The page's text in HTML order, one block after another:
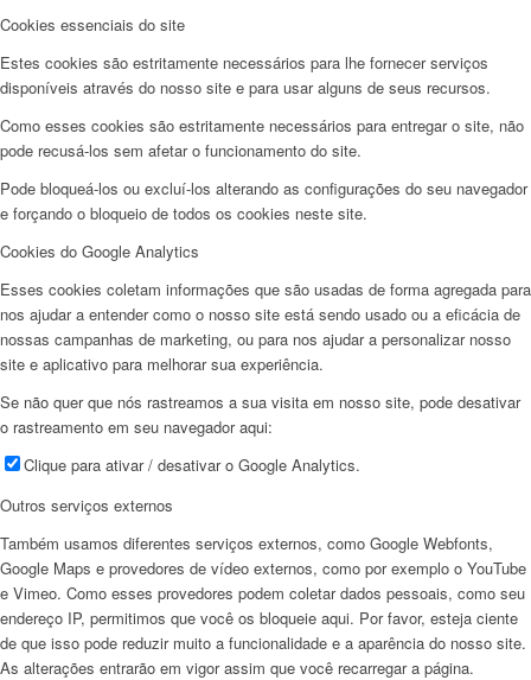
Cookies essenciais do site
Estes cookies são estritamente necessários para lhe fornecer serviços
disponíveis através do nosso site e para usar alguns de seus recursos.
Como esses cookies são estritamente necessários para entregar o site, não
pode recusá-los sem afetar o funcionamento do site.
Pode bloqueá-los ou excluí-los alterando as configurações do seu navegador
e forçando o bloqueio de todos os cookies neste site.
Cookies do Google Analytics
Esses cookies coletam informações que são usadas de forma agregada para
nos ajudar a entender como o nosso site está sendo usado ou a eficácia de
nossas campanhas de marketing, ou para nos ajudar a personalizar nosso
site e aplicativo para melhorar sua experiência.
Se não quer que nós rastreamos a sua visita em nosso site, pode desativar
o rastreamento em seu navegador aqui:
Clique para ativar / desativar o Google Analytics.
Outros serviços externos
Também usamos diferentes serviços externos, como Google Webfonts,
Google Maps e provedores de vídeo externos, como por exemplo o YouTube
e Vimeo. Como esses provedores podem coletar dados pessoais, como seu
endereço IP, permitimos que você os bloqueie aqui. Por favor, esteja ciente
de que isso pode reduzir muito a funcionalidade e a aparência do nosso site.
As alterações entrarão em vigor assim que você recarregar a página.